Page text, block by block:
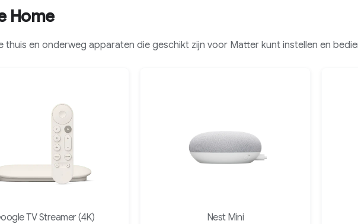
Home
en onderweg apparaten die geschikt zijn voor Matter kunt instellen en
TV Streamer (4K) Nest Mini